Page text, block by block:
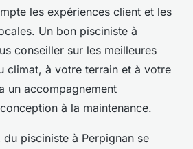
les expériences client et les
Un bon pisciniste à
conseiller sur les meilleures
climat, à votre terrain et à votre
un accompagnement
à la maintenance.
pisciniste à Perpignan se